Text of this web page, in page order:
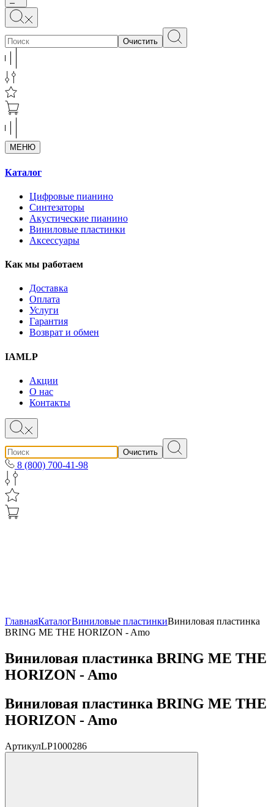
Очистить
МЕНЮ
Каталог
Цифровые пианино
Синтезаторы
Акустические пианино
Виниловые пластинки
Аксессуары
Как мы работаем
Доставка
Оплата
Услуги
Гарантия
Возврат и обмен
IAMLP
Акции
О нас
Контакты
Очистить
8 (800) 700-41-98
ГлавнаяКаталогВиниловые пластинкиВиниловая пластинка
BRING ME THE HORIZON - Amo
Виниловая пластинка BRING ME THE
HORIZON - Amo
Виниловая пластинка BRING ME THE
HORIZON - Amo
АртикулLP1000286